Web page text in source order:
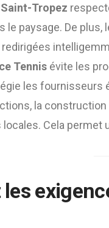
Tropez
le paysage. De
Tennis évite les
les
la
Cela permet